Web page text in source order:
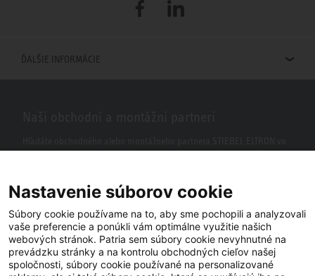
FacebookLinkedIn
ĎALŠIE INFORMÁCIE
Nastavenie súborov cookie
Súbory cookie používame na to, aby sme pochopili a analyzovali
vaše preferencie a ponúkli vám optimálne využitie našich
webových stránok. Patria sem súbory cookie nevyhnutné na
prevádzku stránky a na kontrolu obchodných cieľov našej
spoločnosti, súbory cookie používané na personalizované